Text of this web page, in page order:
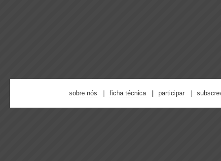
sobre nós ficha técnica participar